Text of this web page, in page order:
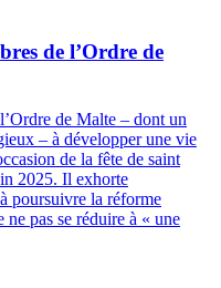
de l’Ordre de
de Malte – dont un
– à développer une vie
de la fête de saint
2025. Il exhorte
poursuivre la réforme
ne pas se réduire à « une